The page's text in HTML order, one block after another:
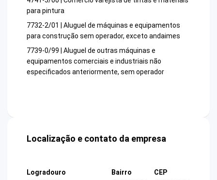
para pintura
7732-2/01 | Aluguel de máquinas e equipamentos
para construção sem operador, exceto andaimes
7739-0/99 | Aluguel de outras máquinas e
equipamentos comerciais e industriais não
especificados anteriormente, sem operador
Localização e contato da empresa
Logradouro
Bairro
CEP